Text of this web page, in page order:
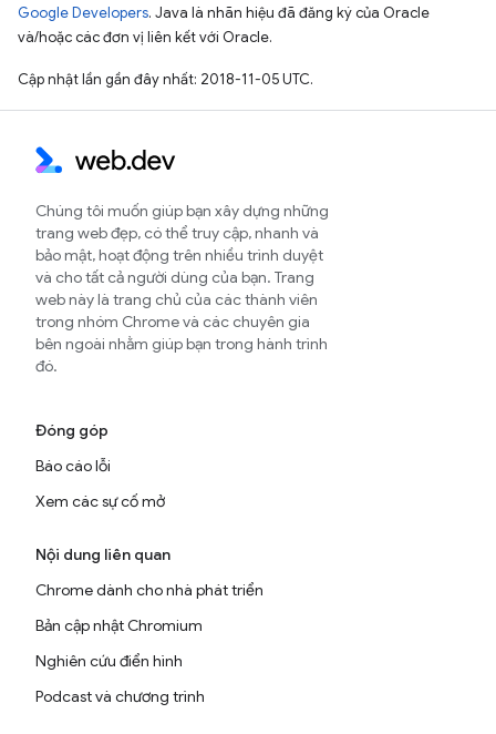
Google Developers. Java là nhãn hiệu đã đăng ký của Oracle
và/hoặc các đơn vị liên kết với Oracle.
Cập nhật lần gần đây nhất: 2018-11-05 UTC.
Chúng tôi muốn giúp bạn xây dựng những
trang web đẹp, có thể truy cập, nhanh và
bảo mật, hoạt động trên nhiều trình duyệt
và cho tất cả người dùng của bạn. Trang
web này là trang chủ của các thành viên
trong nhóm Chrome và các chuyên gia
bên ngoài nhằm giúp bạn trong hành trình
đó.
Đóng góp
Báo cáo lỗi
Xem các sự cố mở
Nội dung liên quan
Chrome dành cho nhà phát triển
Bản cập nhật Chromium
Nghiên cứu điển hình
Podcast và chương trình